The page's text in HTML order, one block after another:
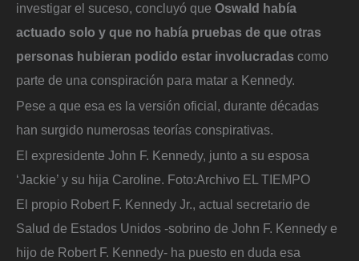
investigar el suceso, concluyó que Oswald había
actuado solo y que no había pruebas de que otras
personas hubieran podido estar involucradas como
parte de una conspiración para matar a Kennedy.
Pese a que esa es la versión oficial, durante décadas
han surgido numerosas teorías conspirativas.
El expresidente John F. Kennedy, junto a su esposa
‘Jackie’ y su hija Caroline. Foto:Archivo EL TIEMPO
El propio Robert F. Kennedy Jr., actual secretario de
Salud de Estados Unidos -sobrino de John F. Kennedy e
hijo de Robert F. Kennedy- ha puesto en duda esa